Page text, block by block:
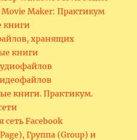
Movie Maker: Практикум
книги
хранящих
книги
книги. Практикум.
сеть Facebook
Группа (Group) и